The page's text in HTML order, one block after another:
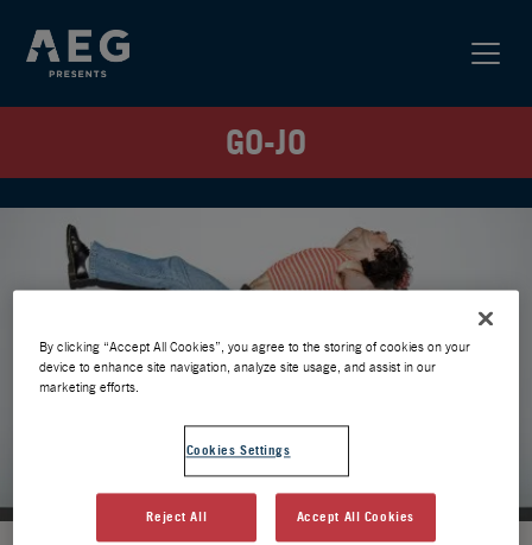
GO-JO
By clicking “Accept All Cookies”, you agree to the storing of cookies on your
device to enhance site navigation, analyze site usage, and assist in our
marketing efforts.
Cookies Settings
Reject All Accept All Cookies